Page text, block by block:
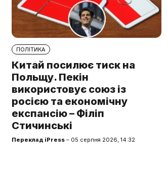
ПОЛІТИКА
Китай посилює тиск на
Польщу. Пекін
використовує союз із
росією та економічну
експансію – Філіп
Стичинські
Переклад iPress – 05 серпня 2026, 14:32